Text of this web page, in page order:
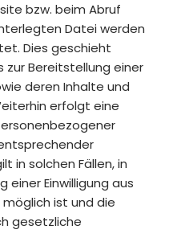
bzw. beim Abruf
Datei werden
Dies geschieht
zur Bereitstellung einer
deren Inhalte und
erfolgt eine
in solchen Fällen, in
einer Einwilligung aus
ist und die
gesetzliche